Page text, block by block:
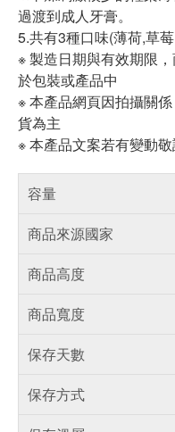
過渡到成人牙膏。
5.共有3種口味(薄荷,草莓,
※ 製造日期與有效期限
於包裝或產品中
※ 本產品網頁因拍攝關
貨為主
※ 本產品文案若有變動
容量
商品來源國家
商品高度
商品寬度
保存天數
保存方式